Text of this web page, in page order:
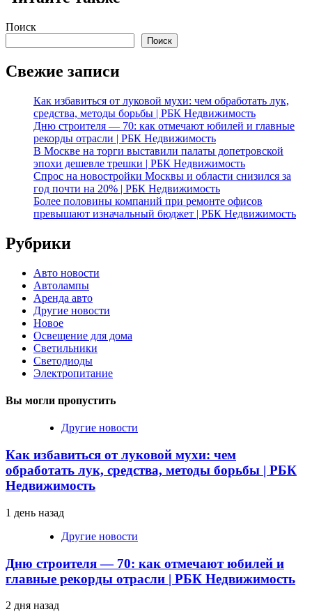
Поиск
Поиск
Свежие записи
Как избавиться от луковой мухи: чем обработать лук,
средства, методы борьбы | РБК Недвижимость
Дню строителя — 70: как отмечают юбилей и главные
рекорды отрасли | РБК Недвижимость
В Москве на торги выставили палаты допетровской
эпохи дешевле трешки | РБК Недвижимость
Спрос на новостройки Москвы и области снизился за
год почти на 20% | РБК Недвижимость
Более половины компаний при ремонте офисов
превышают изначальный бюджет | РБК Недвижимость
Рубрики
Авто новости
Автолампы
Аренда авто
Другие новости
Новое
Освещение для дома
Светильники
Светодиоды
Электропитание
Вы могли пропустить
Другие новости
Как избавиться от луковой мухи: чем
обработать лук, средства, методы борьбы | РБК
Недвижимость
1 день назад
Другие новости
Дню строителя — 70: как отмечают юбилей и
главные рекорды отрасли | РБК Недвижимость
2 дня назад